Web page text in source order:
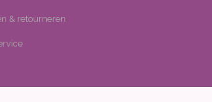
& retourneren